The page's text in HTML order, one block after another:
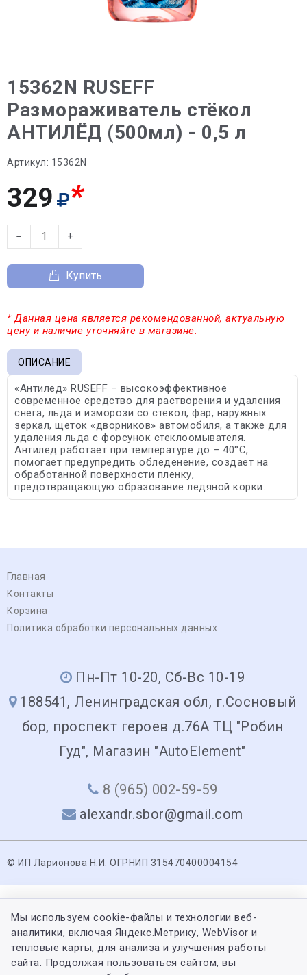
15362N RUSEFF
Размораживатель стёкол
АНТИЛЁД (500мл) - 0,5 л
Артикул: 15362N
329 *
− +
Купить
* Данная цена является рекомендованной, актуальную
цену и наличие уточняйте в магазине.
ОПИСАНИЕ
«Антилед» RUSEFF – высокоэффективное
современное средство для растворения и удаления
снега, льда и изморози со стекол, фар, наружных
зеркал, щеток «дворников» автомобиля, а также для
удаления льда с форсунок стеклоомывателя.
Антилед работает при температуре до – 40°С,
помогает предупредить обледенение, создает на
обработанной поверхности пленку,
предотвращающую образование ледяной корки.
Главная
Контакты
Корзина
Политика обработки персональных данных
Пн-Пт 10-20, Сб-Вс 10-19
188541, Ленинградская обл, г.Сосновый
бор, проспект героев д.76А ТЦ "Робин
Гуд", Магазин "AutoElement"
8 (965) 002-59-59
alexandr.sbor@gmail.com
© ИП Ларионова Н.И. ОГРНИП 315470400004154
Мы используем cookie-файлы и технологии веб-
аналитики, включая Яндекс.Метрику, WebVisor и
тепловые карты, для анализа и улучшения работы
сайта. Продолжая пользоваться сайтом, вы